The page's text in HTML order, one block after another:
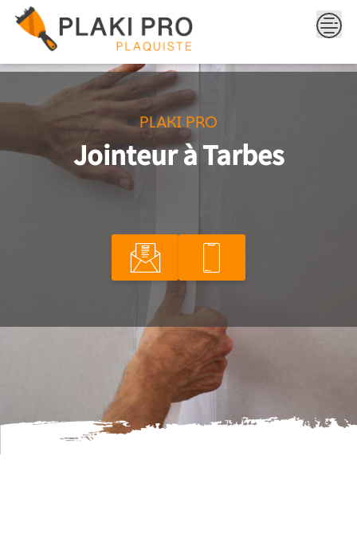
content
PLAKI PRO
Jointeur à Tarbes